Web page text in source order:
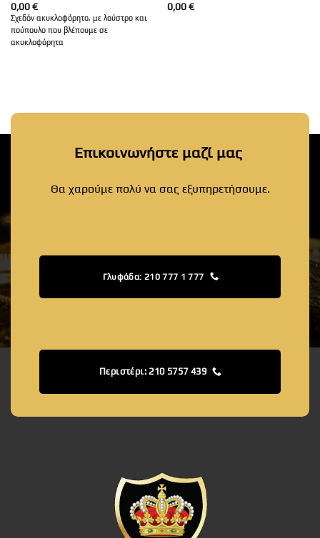
0,00€
Σχεδόν ακυκλοφόρητο, με λούστρο και
πούπουλο που βλέπουμε σε
ακυκλοφόρητα
0,00€
Επικοινωνήστε μαζί μας
Θα χαρούμε πολύ να σας εξυπηρετήσουμε.
Γλυφάδα: 210 777 1 777
Περιστέρι: 210 5757 439